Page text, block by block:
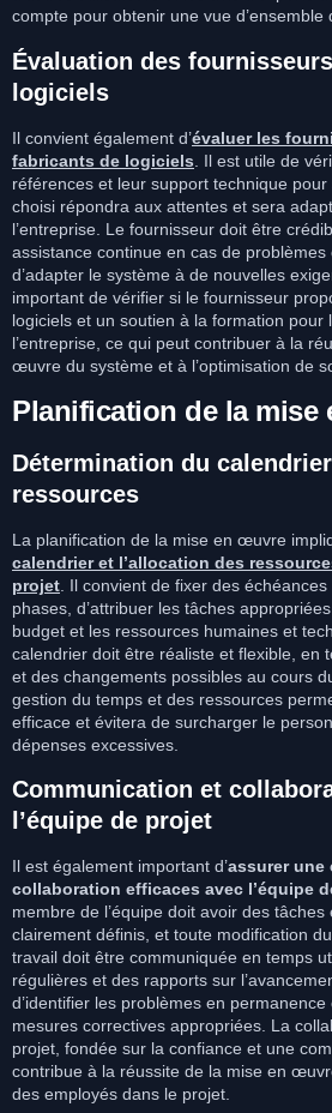
compte pour obtenir une vue d’ensemble
Évaluation des
logiciels
Il convient également d’évaluer les
fabricants de logiciels . Il est utile de
références et leur support technique pour
choisi répondra aux attentes et sera
l’entreprise. Le fournisseur doit être
assistance continue en cas de problèmes
d’adapter le système à de nouvelles
important de vérifier si le fournisseur
logiciels et un soutien à la formation pour
l’entreprise, ce qui peut contribuer à la
œuvre du système et à l’optimisation de
Planification de la mise
Détermination du
ressources
La planification de la mise en œuvre
calendrier et l’allocation des
projet . Il convient de fixer des
phases, d’attribuer les tâches
budget et les ressources humaines et
calendrier doit être réaliste et flexible, en
et des changements possibles au cours
gestion du temps et des ressources
efficace et évitera de surcharger le
dépenses excessives.
Communication et
l’équipe de projet
Il est également important d’assurer une
collaboration efficaces avec l’équipe
membre de l’équipe doit avoir des tâches
clairement définis, et toute modification
travail doit être communiquée en temps
régulières et des rapports sur
d’identifier les problèmes en
mesures correctives appropriées. La
projet, fondée sur la confiance et une
contribue à la réussite de la mise en
des employés dans le projet.